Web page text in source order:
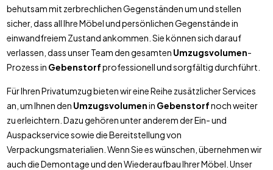
behutsam mit zerbrechlichen Gegenständen um und stellen
sicher, dass all Ihre Möbel und persönlichen Gegenstände in
einwandfreiem Zustand ankommen. Sie können sich darauf
verlassen, dass unser Team den gesamten Umzugsvolumen-
Prozess in Gebenstorfprofessionell und sorgfältig durchführt.
Für Ihren Privatumzug bieten wir eine Reihe zusätzlicher Services
an, um Ihnen den Umzugsvolumenin Gebenstorfnoch weiter
zu erleichtern. Dazu gehören unter anderem der Ein- und
Auspackservice sowie die Bereitstellung von
Verpackungsmaterialien. Wenn Sie es wünschen, übernehmen wir
auch die Demontage und den Wiederaufbau Ihrer Möbel. Unser